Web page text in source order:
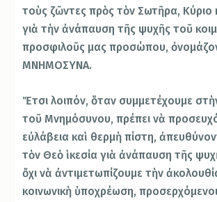
τοὺς ζῶντες πρὸς τὸν Σωτῆρα, Κύριο
γιὰ τὴν ἀνάπαυση τῆς ψυχῆς τοῦ
προσφιλοῦς μας προσώπου,
ΜΝΗΜΟΣΥΝΑ.
Ἔτσι λοιπόν, ὅταν συμμετέχουμε
τοῦ Μνημόσυνου, πρέπει νὰ
εὐλάβεια καὶ θερμὴ πίστη,
τὸν Θεὸ ἱκεσία γιὰ ἀνάπαυση τῆς
ὄχι νὰ ἀντιμετωπίζουμε τὴν
κοινωνικὴ ὑποχρέωση,